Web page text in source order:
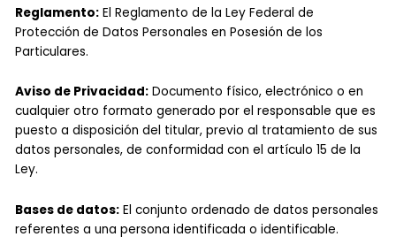
Reglamento: El Reglamento de la Ley Federal de
Protección de Datos Personales en Posesión de los
Particulares.
Aviso de Privacidad: Documento físico, electrónico o en
cualquier otro formato generado por el responsable que es
puesto a disposición del titular, previo al tratamiento de sus
datos personales, de conformidad con el artículo 15 de la
Ley.
Bases de datos: El conjunto ordenado de datos personales
referentes a una persona identificada o identificable.